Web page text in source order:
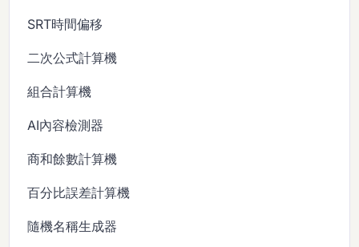
SRT時間偏移
二次公式計算機
組合計算機
AI內容檢測器
商和餘數計算機
百分比誤差計算機
隨機名稱生成器